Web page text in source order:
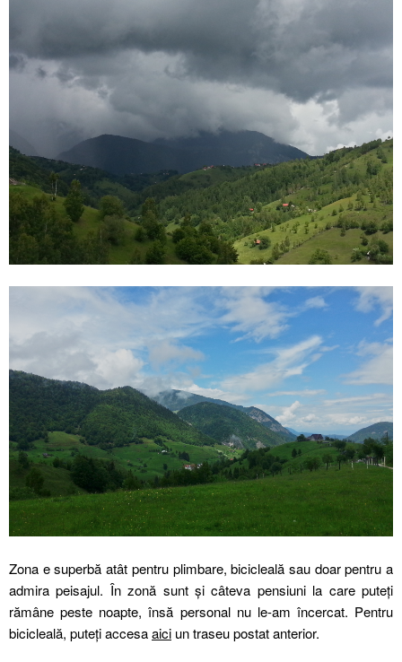
Zona e superbă atât pentru plimbare, bicicleală sau doar pentru a
admira peisajul. În zonă sunt și câteva pensiuni la care puteți
rămâne peste noapte, însă personal nu le-am încercat. Pentru
bicicleală, puteți accesaaici un traseu postat anterior.